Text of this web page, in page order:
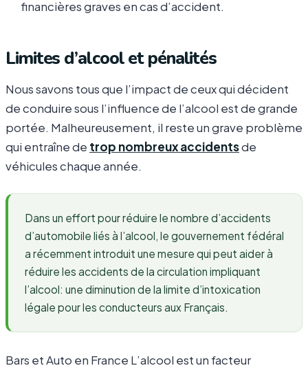
financières graves en cas d’accident.
Limites d’alcool et pénalités
Nous savons tous que l’impact de ceux qui décident
de conduire sous l’influence de l’alcool est de grande
portée. Malheureusement, il reste un grave problème
qui entraîne de trop nombreux accidentsde
véhicules chaque année.
Dans un effort pour réduire le nombre d’accidents
d’automobile liés à l’alcool, le gouvernement fédéral
a récemment introduit une mesure qui peut aider à
réduire les accidents de la circulation impliquant
l’alcool: une diminution de la limite d’intoxication
légale pour les conducteurs aux Français.
Bars et Auto en France L’alcool est un facteur